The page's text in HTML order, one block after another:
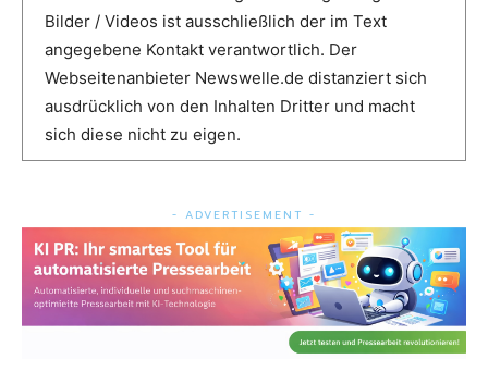
Bilder / Videos ist ausschließlich der im Text
angegebene Kontakt verantwortlich. Der
Webseitenanbieter Newswelle.de distanziert sich
ausdrücklich von den Inhalten Dritter und macht
sich diese nicht zu eigen.
- ADVERTISEMENT -